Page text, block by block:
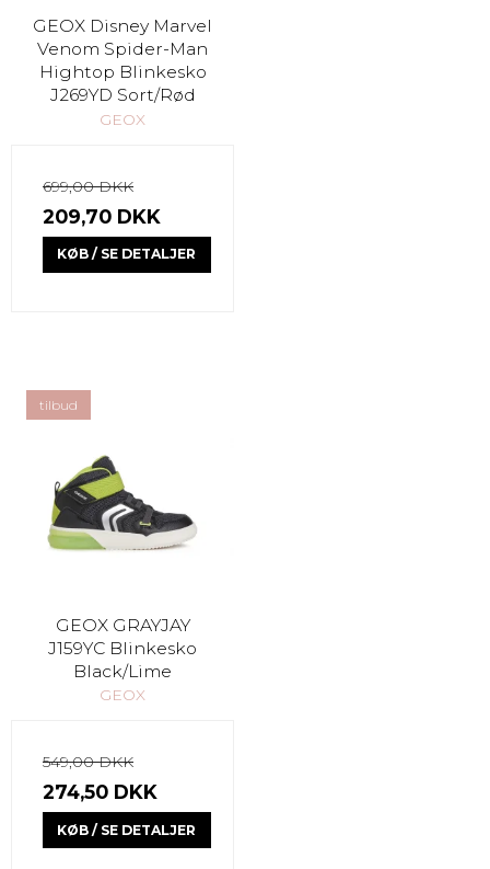
GEOX Disney Marvel
Venom Spider-Man
Hightop Blinkesko
J269YD Sort/Rød
GEOX
699,00 DKK
209,70 DKK
KØB / SE DETALJER
tilbud
GEOX GRAYJAY
J159YC Blinkesko
Black/Lime
GEOX
549,00 DKK
274,50 DKK
KØB / SE DETALJER